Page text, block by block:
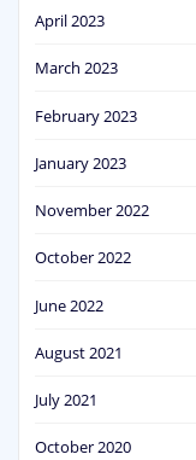
April 2023
March 2023
February 2023
January 2023
November 2022
October 2022
June 2022
August 2021
July 2021
October 2020